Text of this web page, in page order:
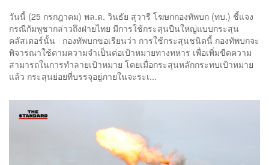
วันนี้ (25 กรกฎาคม) พล.ต. วินธัย สุวารี โฆษกกองทัพบก (ทบ.) ชี้แจง
กรณีกัมพูชากล่าวถึงฝ่ายไทย มีการใช้กระสุนปืนใหญ่แบบกระสุน
คลัสเตอร์นั้น กองทัพบกขอเรียนว่า การใช้กระสุนชนิดนี้ กองทัพบกจะ
พิจารณาใช้ตามความจำเป็นต่อเป้าหมายทางทหาร เพื่อเพิ่มขีดความ
สามารถในการทำลายเป้าหมาย โดยเมื่อกระสุนหลักกระทบเป้าหมาย
แล้ว กระสุนย่อยที่บรรจุอยู่ภายในจะระเ...